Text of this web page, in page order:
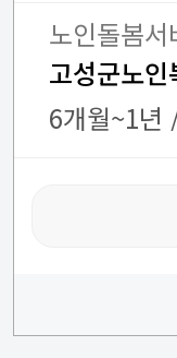
노인돌봄
고성군노인
6개월~1